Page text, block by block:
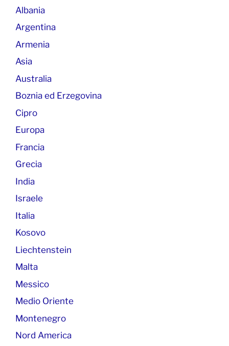
Albania
Argentina
Armenia
Asia
Australia
Boznia ed Erzegovina
Cipro
Europa
Francia
Grecia
India
Israele
Italia
Kosovo
Liechtenstein
Malta
Messico
Medio Oriente
Montenegro
Nord America